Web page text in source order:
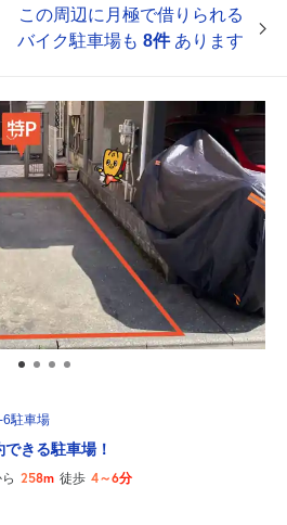
この周辺に月極で借りられる
バイク駐車場も 8件あります
6駐車場
きる駐車場！
258m 徒歩 4～6分